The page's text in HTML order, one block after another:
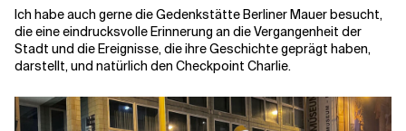
Ich habe auch gerne die Gedenkstätte Berliner Mauer besucht,
die eine eindrucksvolle Erinnerung an die Vergangenheit der
Stadt und die Ereignisse, die ihre Geschichte geprägt haben,
darstellt, und natürlich den Checkpoint Charlie.